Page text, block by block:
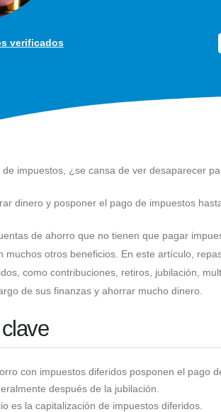
verificados
impuestos, ¿se cansa de ver desaparecer
dinero y posponer el pago de impuestos
de ahorro que no tienen que pagar
muchos otros beneficios. En este artículo,
como contribuciones, retiros, jubilación,
de sus finanzas y ahorrar mucho dinero.
con impuestos diferidos posponen el pago
después de la jubilación.
es la capitalización de impuestos diferidos.